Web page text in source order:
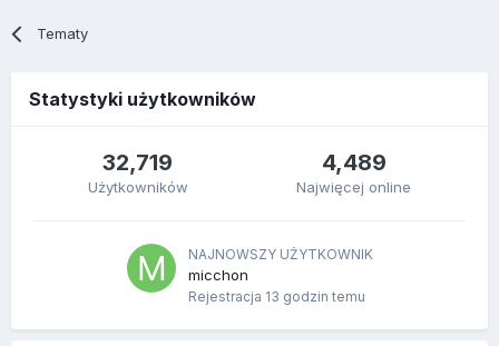
Tematy
Statystyki użytkowników
32,719
Użytkowników
4,489
Najwięcej online
NAJNOWSZY UŻYTKOWNIK
micchon
Rejestracja 13 godzin temu